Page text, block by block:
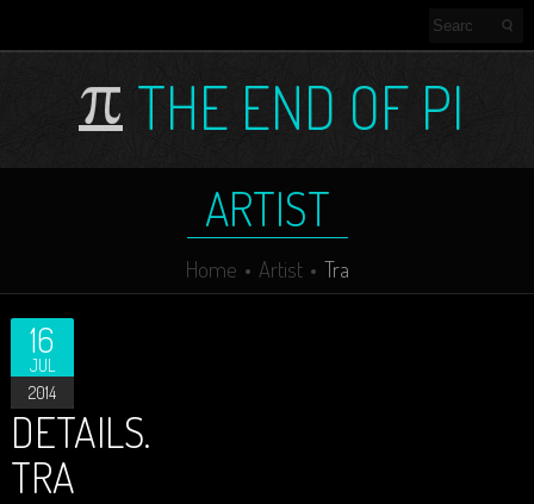
THE END OF PI
ARTIST
Home Artist Tra
16
JUL
2014
DETAILS.
TRA